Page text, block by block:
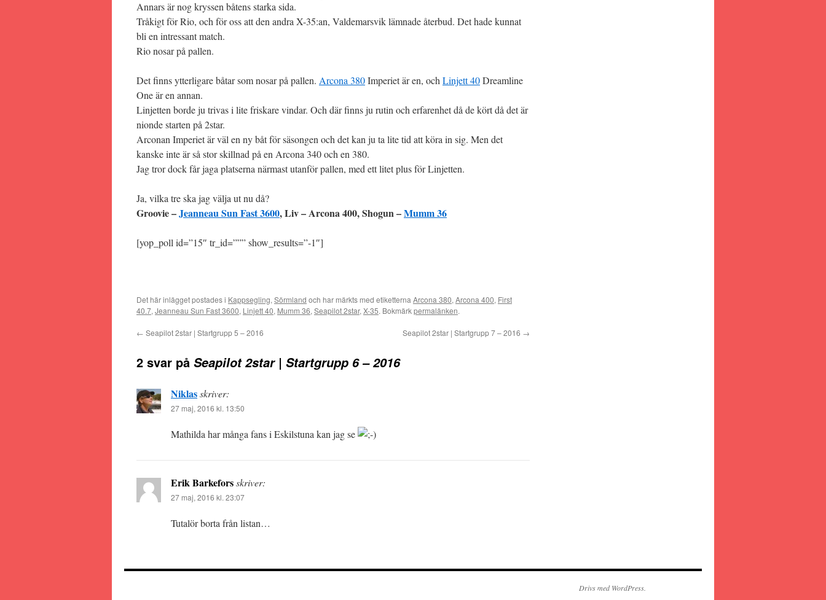
Annars är nog kryssen båtens starka sida.
Tråkigt för Rio, och för oss att den andra X-35:an, Valdemarsvik lämnade återbud. Det hade kunnat
bli en intressant match.
Rio nosar på pallen.
Det finns ytterligare båtar som nosar på pallen. Arcona 380Imperiet är en, och Linjett 40Dreamline
One är en annan.
Linjetten borde ju trivas i lite friskare vindar. Och där finns ju rutin och erfarenhet då de kört då det är
nionde starten på 2star.
Arconan Imperiet är väl en ny båt för säsongen och det kan ju ta lite tid att köra in sig. Men det
kanske inte är så stor skillnad på en Arcona 340 och en 380.
Jag tror dock får jaga platserna närmast utanför pallen, med ett litet plus för Linjetten.
Ja, vilka tre ska jag välja ut nu då?
Groovie –Jeanneau Sun Fast 3600, Liv – Arcona 400, Shogun –Mumm 36
[yop_poll id=”15″ tr_id=””” show_results=”-1″]
Det här inlägget postades i Kappsegling, Sörmland och har märkts med etiketterna Arcona 380, Arcona 400, First
40.7, Jeanneau Sun Fast 3600, Linjett 40, Mumm 36, Seapilot 2star, X-35. Bokmärkpermalänken.
← Seapilot 2star | Startgrupp 5 – 2016 Seapilot 2star | Startgrupp 7 – 2016 →
2 svar på Seapilot 2star | Startgrupp 6 – 2016
Niklasskriver:
27 maj, 2016 kl. 13:50
Mathilda har många fans i Eskilstuna kan jag se
Erik Barkeforsskriver:
27 maj, 2016 kl. 23:07
Tutalör borta från listan…
Drivs med WordPress.